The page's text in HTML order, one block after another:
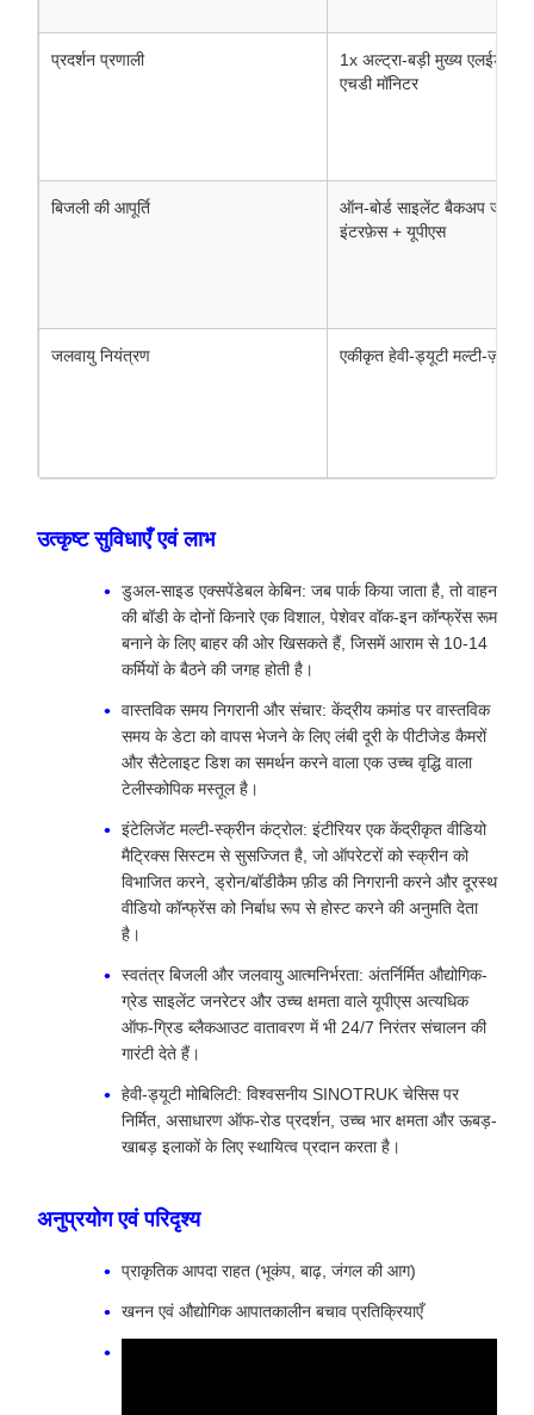
प्रदर्शन प्रणाली
1x अल्ट्रा-बड़ी मुख्य एलईडी
एचडी मॉनिटर
बिजली की आपूर्ति
ऑन-बोर्ड साइलेंट बैकअप जनरेटर
इंटरफ़ेस + यूपीएस
जलवायु नियंत्रण एकीकृत हेवी-ड्यूटी मल्टी-ज़ोन
उत्कृष्ट सुविधाएँ एवं लाभ
डुअल-साइड एक्सपेंडेबल केबिन: जब पार्क किया जाता है, तो वाहन
की बॉडी के दोनों किनारे एक विशाल, पेशेवर वॉक-इन कॉन्फ्रेंस रूम
बनाने के लिए बाहर की ओर खिसकते हैं, जिसमें आराम से 10-14
कर्मियों के बैठने की जगह होती है।
वास्तविक समय निगरानी और संचार: केंद्रीय कमांड पर वास्तविक
समय के डेटा को वापस भेजने के लिए लंबी दूरी के पीटीजेड कैमरों
और सैटेलाइट डिश का समर्थन करने वाला एक उच्च वृद्धि वाला
टेलीस्कोपिक मस्तूल है।
इंटेलिजेंट मल्टी-स्क्रीन कंट्रोल: इंटीरियर एक केंद्रीकृत वीडियो
मैट्रिक्स सिस्टम से सुसज्जित है, जो ऑपरेटरों को स्क्रीन को
विभाजित करने, ड्रोन/बॉडीकैम फ़ीड की निगरानी करने और दूरस्थ
वीडियो कॉन्फ्रेंस को निर्बाध रूप से होस्ट करने की अनुमति देता
है।
स्वतंत्र बिजली और जलवायु आत्मनिर्भरता: अंतर्निर्मित औद्योगिक-
ग्रेड साइलेंट जनरेटर और उच्च क्षमता वाले यूपीएस अत्यधिक
ऑफ-ग्रिड ब्लैकआउट वातावरण में भी 24/7 निरंतर संचालन की
गारंटी देते हैं।
हेवी-ड्यूटी मोबिलिटी: विश्वसनीय SINOTRUK चेसिस पर
निर्मित, असाधारण ऑफ-रोड प्रदर्शन, उच्च भार क्षमता और ऊबड़-
खाबड़ इलाकों के लिए स्थायित्व प्रदान करता है।
अनुप्रयोग एवं परिदृश्य
प्राकृतिक आपदा राहत (भूकंप, बाढ़, जंगल की आग)
खनन एवं औद्योगिक आपातकालीन बचाव प्रतिक्रियाएँ